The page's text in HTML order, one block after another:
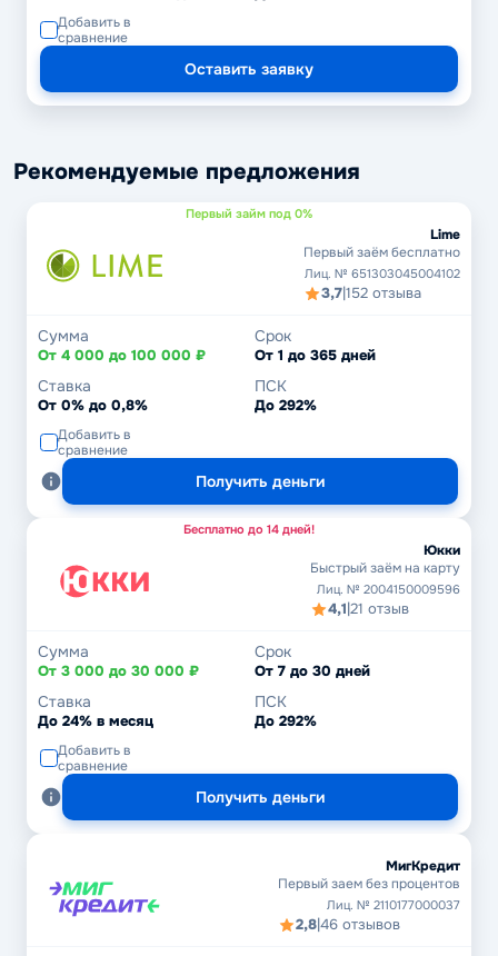
Добавить в
сравнение
Оставить заявку
Рекомендуемые предложения
Первый займ под 0%
Lime
Первый заём бесплатно
Лиц. № 651303045004102
3,7|152 отзыва
Сумма
От 4 000 до 100 000 ₽
Срок
От 1 до 365 дней
Ставка
От 0% до 0,8%
ПСК
До 292%
Добавить в
сравнение
Получить деньги
Бесплатно до 14 дней!
Юкки
Быстрый заём на карту
Лиц. № 2004150009596
4,1|21 отзыв
Сумма
От 3 000 до 30 000 ₽
Срок
От 7 до 30 дней
Ставка
До 24% в месяц
ПСК
До 292%
Добавить в
сравнение
Получить деньги
МигКредит
Первый заем без процентов
Лиц. № 2110177000037
2,8|46 отзывов